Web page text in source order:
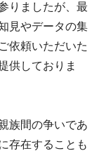
りましたが、最
見やデータの集
依頼いただいた
供しておりま
族間の争いであ
存在することも